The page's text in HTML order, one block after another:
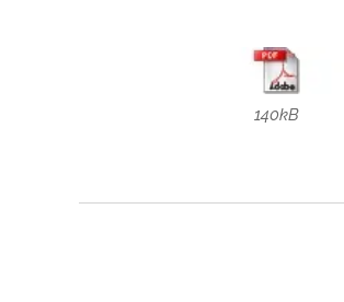
140kB